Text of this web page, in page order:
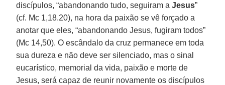
discípulos, “abandonando tudo, seguiram aJesus”
(cf. Mc 1,18.20), na hora da paixão se vê forçado a
anotar que eles, “abandonando Jesus, fugiram todos”
(Mc 14,50). O escândalo da cruz permanece em toda
sua dureza e não deve ser silenciado, mas o sinal
eucarístico, memorial da vida, paixão e morte de
Jesus, será capaz de reunir novamente os discípulos